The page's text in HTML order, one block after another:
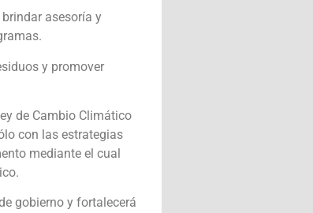
asesoría y
y promover
de Cambio Climático
con las estrategias
mediante el cual
gobierno y fortalecerá